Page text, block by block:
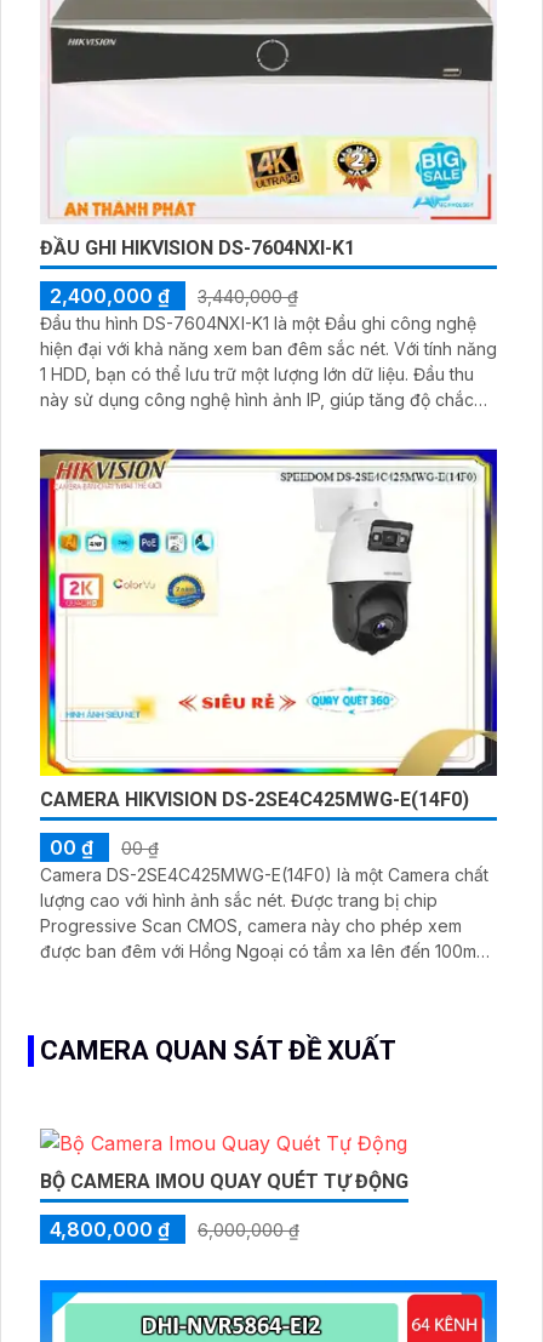
ĐẦU GHI HIKVISION DS-7604NXI-K1
2,400,000 ₫
3,440,000 ₫
Đầu thu hình DS-7604NXI-K1 là một Đầu ghi công nghệ
hiện đại với khả năng xem ban đêm sắc nét. Với tính năng
1 HDD, bạn có thể lưu trữ một lượng lớn dữ liệu. Đầu thu
này sử dụng công nghệ hình ảnh IP, giúp tăng độ chắc
có thể theo dõi nhiều khu vực cùng một lúc
CAMERA HIKVISION DS-2SE4C425MWG-E(14F0)
00 ₫
00 ₫
Camera DS-2SE4C425MWG-E(14F0) là một Camera chất
lượng cao với hình ảnh sắc nét. Được trang bị chip
Progressive Scan CMOS, camera này cho phép xem
được ban đêm với Hồng Ngoại có tầm xa lên đến 100m
CAMERA QUAN SÁT ĐỀ XUẤT
BỘ CAMERA IMOU QUAY QUÉT TỰ ĐỘNG
4,800,000 ₫ 6,000,000 ₫